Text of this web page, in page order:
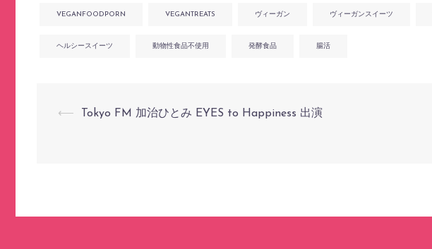
VEGANFOODPORN VEGANTREATS ヴィーガン ヴィーガンスイーツ
ヘルシースイーツ 動物性食品不使用 発酵食品 腸活
投
ビ
⟵ Tokyo FM 加治ひとみ EYES to Happiness 出演